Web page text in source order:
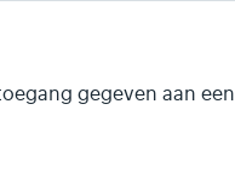
gegeven aan een